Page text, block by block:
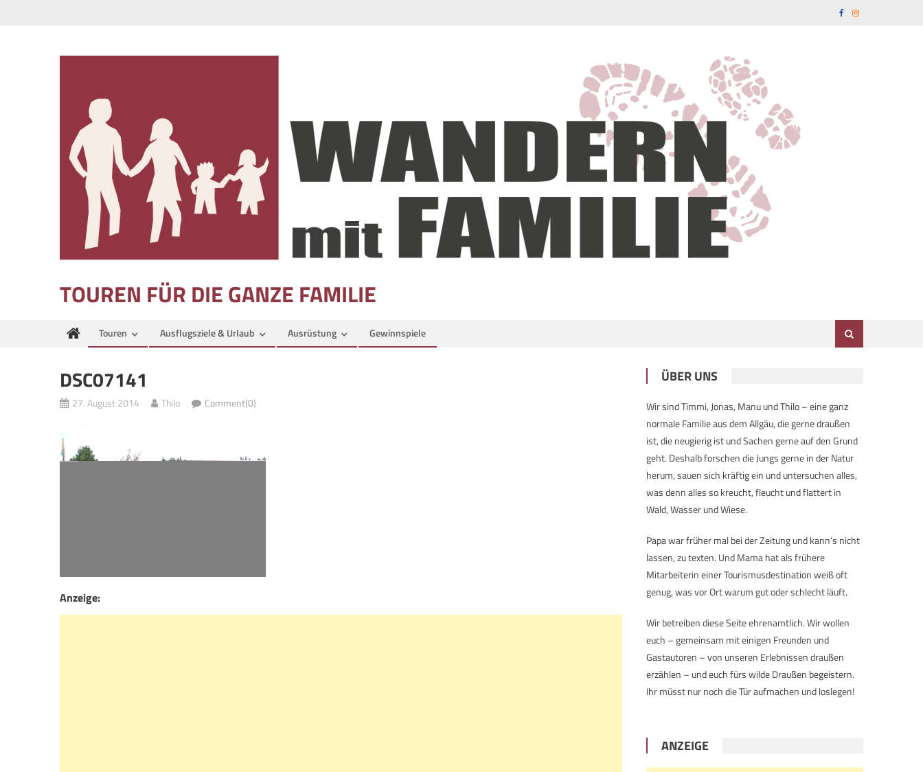
TOUREN FÜR DIE GANZE FAMILIE
Touren Ausflugsziele & Urlaub Ausrüstung Gewinnspiele
DSC07141
27. August 2014 Thilo Comment(0)
Anzeige:
ÜBER UNS
Wir sind Timmi, Jonas, Manu und Thilo – eine ganz
normale Familie aus dem Allgäu, die gerne draußen
ist, die neugierig ist und Sachen gerne auf den Grund
geht. Deshalb forschen die Jungs gerne in der Natur
herum, sauen sich kräftig ein und untersuchen alles,
was denn alles so kreucht, fleucht und flattert in
Wald, Wasser und Wiese.
Papa war früher mal bei der Zeitung und kann’s nicht
lassen, zu texten. Und Mama hat als frühere
Mitarbeiterin einer Tourismusdestination weiß oft
genug, was vor Ort warum gut oder schlecht läuft.
Wir betreiben diese Seite ehrenamtlich. Wir wollen
euch – gemeinsam mit einigen Freunden und
Gastautoren – von unseren Erlebnissen draußen
erzählen – und euch fürs wilde Draußen begeistern.
Ihr müsst nur noch die Tür aufmachen und loslegen!
ANZEIGE